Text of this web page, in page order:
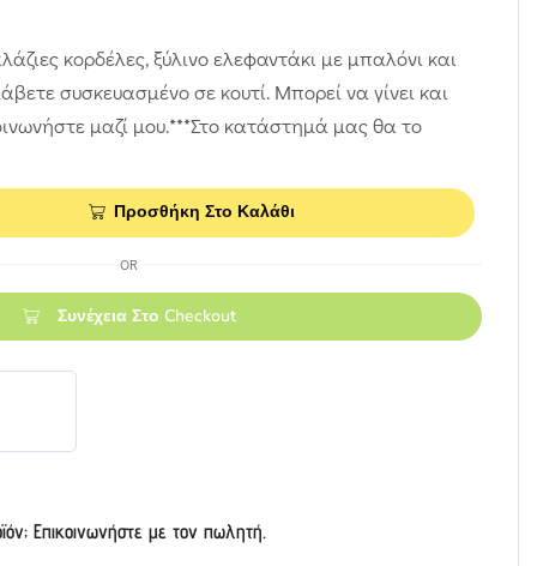
κορδέλες, ξύλινο ελεφαντάκι με μπαλόνι και
συσκευασμένο σε κουτί. Μπορεί να γίνει και
μαζί μου.***Στο κατάστημά μας θα το
Προσθήκη Στο Καλάθι
OR
Συνέχεια Στο Checkout
Επικοινωνήστε με τον πωλητή.